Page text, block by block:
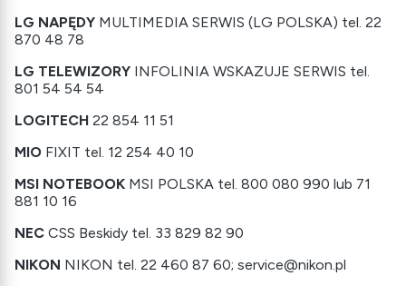
LG NAPĘDY MULTIMEDIA SERWIS (LG POLSKA) tel. 22
870 48 78
LG TELEWIZORY INFOLINIA WSKAZUJE SERWIS tel.
801 54 54 54
LOGITECH 22 854 11 51
MIO FIXIT tel. 12 254 40 10
MSI NOTEBOOK MSI POLSKA tel. 800 080 990 lub 71
881 10 16
NEC CSS Beskidy tel. 33 829 82 90
NIKON NIKON tel. 22 460 87 60; service@nikon.pl